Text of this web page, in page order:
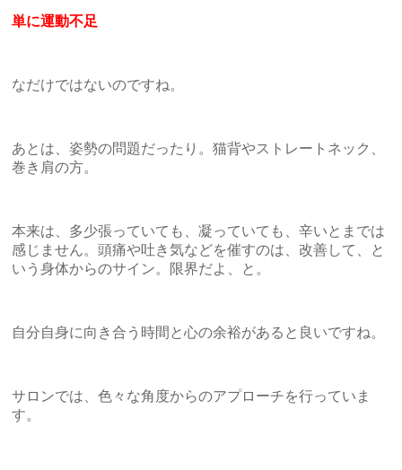
単に運動不足
なだけではないのですね。
あとは、姿勢の問題だったり。猫背やストレートネック、
巻き肩の方。
本来は、多少張っていても、凝っていても、辛いとまでは
感じません。頭痛や吐き気などを催すのは、改善して、と
いう身体からのサイン。限界だよ、と。
自分自身に向き合う時間と心の余裕があると良いですね。
サロンでは、色々な角度からのアプローチを行っていま
す。